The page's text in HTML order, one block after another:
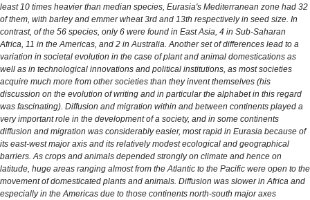
least 10 times heavier than median species, Eurasia's Mediterranean zone had 32
of them, with barley and emmer wheat 3rd and 13th respectively in seed size. In
contrast, of the 56 species, only 6 were found in East Asia, 4 in Sub-Saharan
Africa, 11 in the Americas, and 2 in Australia. Another set of differences lead to a
variation in societal evolution in the case of plant and animal domestications as
well as in technological innovations and political institutions, as most societies
acquire much more from other societies than they invent themselves (his
discussion on the evolution of writing and in particular the alphabet in this regard
was fascinating). Diffusion and migration within and between continents played a
very important role in the development of a society, and in some continents
diffusion and migration was considerably easier, most rapid in Eurasia because of
its east-west major axis and its relatively modest ecological and geographical
barriers. As crops and animals depended strongly on climate and hence on
latitude, huge areas ranging almost from the Atlantic to the Pacific were open to the
movement of domesticated plants and animals. Diffusion was slower in Africa and
especially in the Americas due to those continents north-south major axes